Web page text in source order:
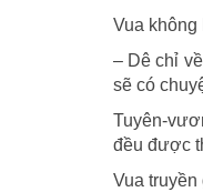
Vua
– Dê chỉ
sẽ có
Tuyên-
đều được
Vua